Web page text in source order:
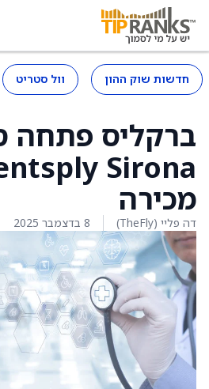
חדשות שוק ההון וול סטריט
ברקליס פתחה
מכירה
דה פליי (TheFly) 8 בדצמבר 2025